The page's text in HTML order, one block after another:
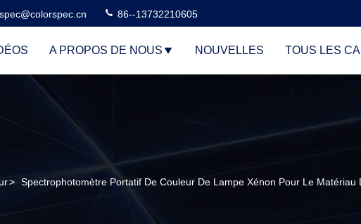
86--13732210605
A PROPOS DE NOUS NOUVELLES TOUS LES
> Spectrophotomètre Portatif De Couleur De Lampe Xénon Pour Le Matériau